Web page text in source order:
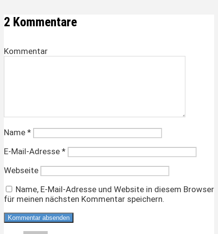
2 Kommentare
Kommentar
Name *
E-Mail-Adresse *
Webseite
Name, E-Mail-Adresse und Website in diesem Browser
für meinen nächsten Kommentar speichern.